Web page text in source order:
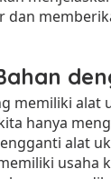
a
t
S
a
i
a
n
dan
memiliki alat
hanya
alat
usaha